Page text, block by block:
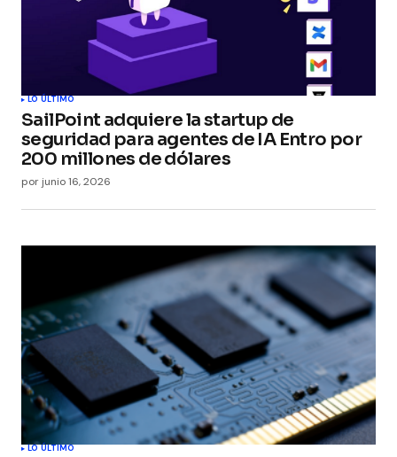
Guarda mi nombre, correo electrónico y web en
este navegador para la próxima vez que
comente.
Submit Comment
LO ÚLTIMO
SailPoint adquiere la startup de
seguridad para agentes de IA Entro por
200 millones de dólares
por junio 16, 2026
LO ÚLTIMO